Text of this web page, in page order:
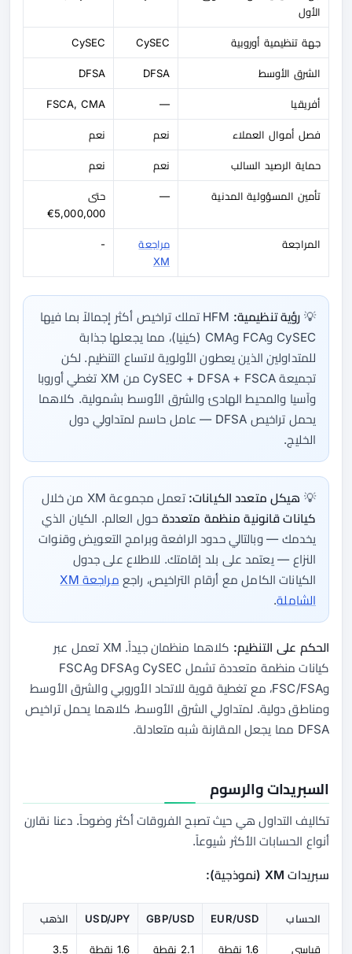
الأول
جهة تنظيمية أوروبية CySEC
CySEC
الشرق الأوسط DFSA
DFSA
أفريقيا —
FSCA, CMA
فصل أموال العملاء نعم نعم
حماية الرصيد السالب نعم نعم
تأمين المسؤولية المدنية —
حتى
5,000,000€
المراجعة
مراجعة
XM
-
💡 رؤية تنظيمية:
HFM تملك تراخيص أكثر إجمالاً بما فيها
CySEC وFCA وCMA (كينيا)، مما يجعلها جذابة
للمتداولين الذين يعطون الأولوية لاتساع التنظيم. لكن
تجميعة CySEC + DFSA + FSCA من XM تغطي أوروبا
وآسيا والمحيط الهادئ والشرق الأوسط بشمولية. كلاهما
يحمل تراخيص DFSA — عامل حاسم لمتداولي دول
الخليج.
💡 هيكل متعدد الكيانات: تعمل مجموعة XM من خلال
كيانات قانونية منظمة متعددة حول العالم. الكيان الذي
يخدمك — وبالتالي حدود الرافعة وبرامج التعويض وقنوات
النزاع — يعتمد على بلد إقامتك. للاطلاع على جدول
الكيانات الكامل مع أرقام التراخيص، راجع
مراجعة XM
الشاملة.
الحكم على التنظيم:
كلاهما منظمان جيداً. XM تعمل عبر
كيانات منظمة متعددة تشمل CySEC وDFSA وFSCA
وFSC/FSA، مع تغطية قوية للاتحاد الأوروبي والشرق الأوسط
ومناطق دولية. لمتداولي الشرق الأوسط، كلاهما يحمل تراخيص
DFSA مما يجعل المقارنة شبه متعادلة.
السبريدات والرسوم
تكاليف التداول هي حيث تصبح الفروقات أكثر وضوحاً. دعنا نقارن
أنواع الحسابات الأكثر شيوعاً.
سبريدات XM (نموذجية):
الحساب EUR/USD
GBP/USD
USD/JPY الذهب
قياسي 1.6 نقطة 2.1 نقطة 1.6 نقطة
3.5